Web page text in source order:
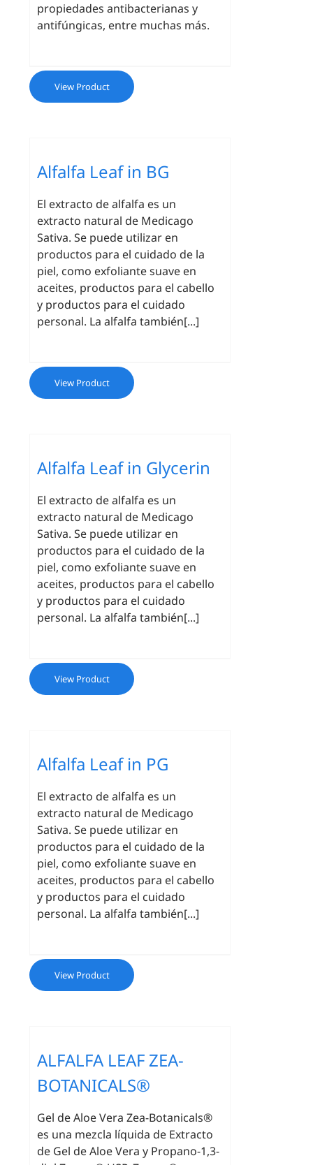
propiedades antibacterianas y
antifúngicas, entre muchas más.
View Product
Alfalfa Leaf in BG
El extracto de alfalfa es un
extracto natural de Medicago
Sativa. Se puede utilizar en
productos para el cuidado de la
piel, como exfoliante suave en
aceites, productos para el cabello
y productos para el cuidado
personal. La alfalfa también[...]
View Product
Alfalfa Leaf in Glycerin
El extracto de alfalfa es un
extracto natural de Medicago
Sativa. Se puede utilizar en
productos para el cuidado de la
piel, como exfoliante suave en
aceites, productos para el cabello
y productos para el cuidado
personal. La alfalfa también[...]
View Product
Alfalfa Leaf in PG
El extracto de alfalfa es un
extracto natural de Medicago
Sativa. Se puede utilizar en
productos para el cuidado de la
piel, como exfoliante suave en
aceites, productos para el cabello
y productos para el cuidado
personal. La alfalfa también[...]
View Product
ALFALFA LEAF ZEA-
BOTANICALS®
Gel de Aloe Vera Zea-Botanicals®
es una mezcla líquida de Extracto
de Gel de Aloe Vera y Propano-1,3-